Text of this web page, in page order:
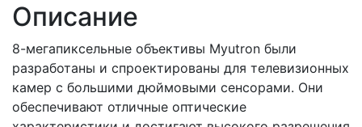
Описание
8-мегапиксельные объективы Myutron были
разработаны и спроектированы для телевизионных
камер с большими дюймовыми сенсорами. Они
обеспечивают отличные оптические